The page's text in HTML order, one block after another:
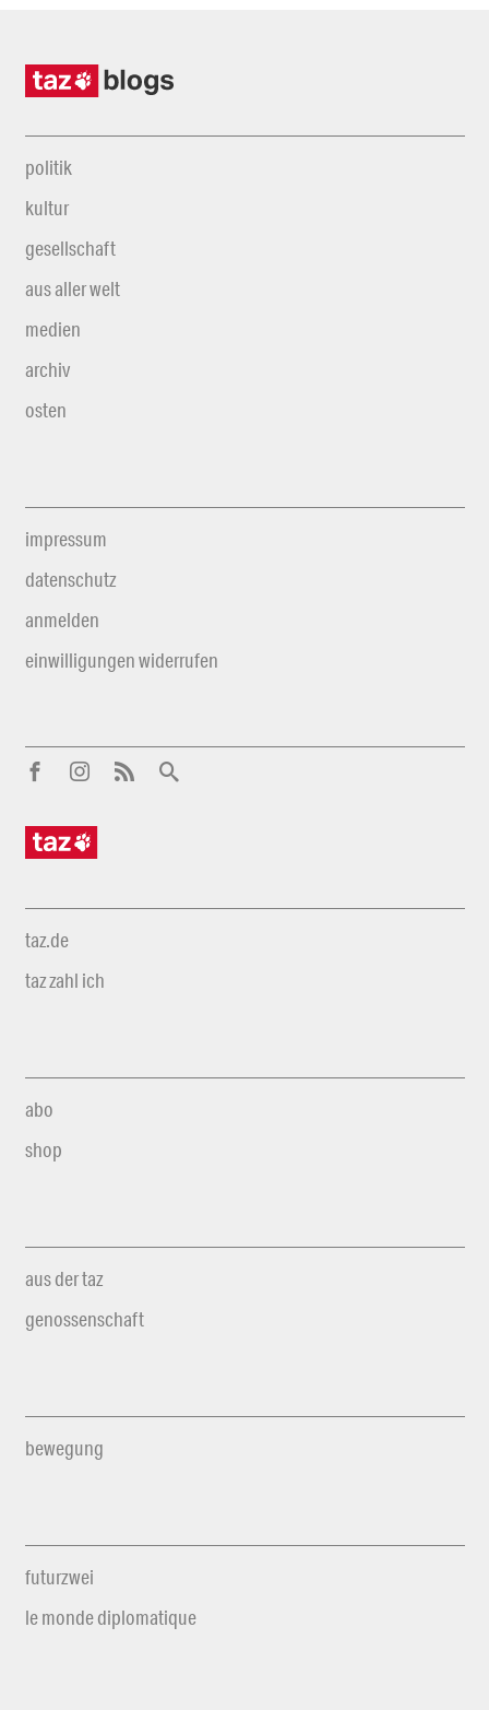
politik
kultur
gesellschaft
aus aller welt
medien
archiv
osten
impressum
datenschutz
anmelden
einwilligungen widerrufen
taz.de
taz zahl ich
abo
shop
aus der taz
genossenschaft
bewegung
futurzwei
le monde diplomatique